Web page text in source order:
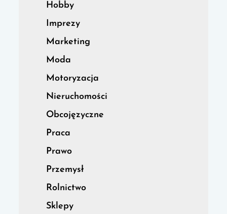
Hobby
Imprezy
Marketing
Moda
Motoryzacja
Nieruchomości
Obcojęzyczne
Praca
Prawo
Przemysł
Rolnictwo
Sklepy